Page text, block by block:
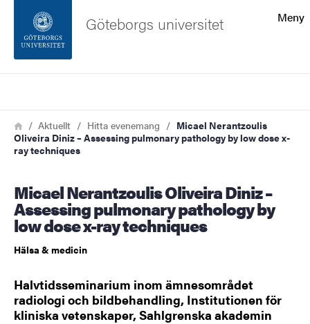
Sidfoten
Om webbplatsen
Meny
Göteborgs universitet
Länkstig
HemAktuellt Hitta evenemang
Micael Nerantzoulis
Oliveira Diniz – Assessing pulmonary pathology by low dose x-
ray techniques
Micael Nerantzoulis Oliveira Diniz –
Assessing pulmonary pathology by
low dose x-ray techniques
Hälsa & medicin
Halvtidsseminarium inom ämnesområdet
radiologi och bildbehandling, Institutionen för
kliniska vetenskaper, Sahlgrenska akademin